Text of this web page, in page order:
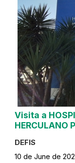
Visita a
HERCULANO
DEFIS
10 de June de